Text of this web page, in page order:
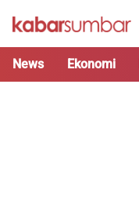
News Ekonomi